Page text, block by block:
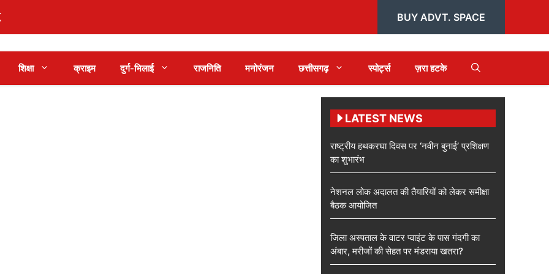
BUY ADVT. SPACE
शिक्षा क्राइम दुर्ग-भिलाई राजनिति मनोरंजन छत्तीसगढ़ स्पोर्ट्स ज़रा हटके
LATEST NEWS
राष्ट्रीय हथकरघा दिवस पर ‘नवीन बुनाई’ प्रशिक्षण
का शुभारंभ
नेशनल लोक अदालत की तैयारियों को लेकर समीक्षा
बैठक आयोजित
जिला अस्पताल के वाटर प्वाइंट के पास गंदगी का
अंबार, मरीजों की सेहत पर मंडराया खतरा?